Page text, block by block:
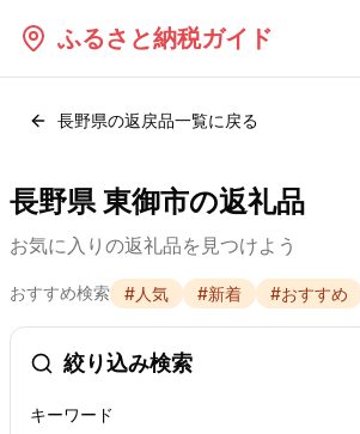
ふるさと納税ガイド
長野県の返戻品一覧に戻る
長野県 東御市の返礼品
お気に入りの返礼品を見つけよう
おすすめ検索 #人気 #新着 #おすすめ
絞り込み検索
キーワード